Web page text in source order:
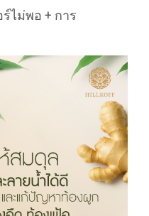
ไม่พอ + การ